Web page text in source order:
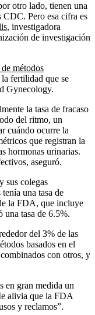
otro lado, tienen una
CDC. Pero esa cifra es
, investigadora
de investigación
métodos
fertilidad que se
Gynecology.
la tasa de fracaso
del ritmo, un
cuándo ocurre la
que registran la
hormonas urinarias.
aseguró.
sus colegas
una tasa de
la FDA, que incluye
una tasa de 6.5%.
del 3% de las
basados ​​en el
con otros, y
en gran medida un
alivia que la FDA
y reclamos”.